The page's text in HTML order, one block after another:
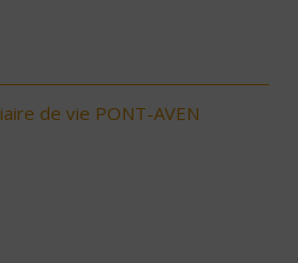
de vie PONT-AVEN